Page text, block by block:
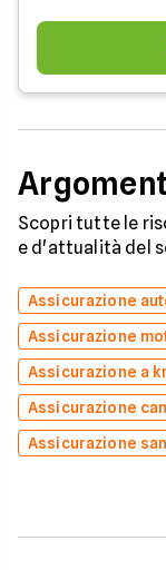
Scopri tutte le
e d'attualità del
Assicurazione
Assicurazione
Assicurazione a
Assicurazione
Assicurazione